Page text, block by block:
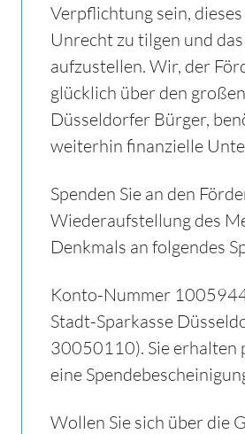
Verpflichtung sein,
Unrecht zu tilgen und
aufzustellen. Wir, der
glücklich über den
Düsseldorfer Bürger,
weiterhin finanzielle
Spenden Sie an den
Wiederaufstellung des
Denkmals an folgendes
Konto-Nummer
Stadt-Sparkasse
30050110). Sie erhalten
eine
Wollen Sie sich über die